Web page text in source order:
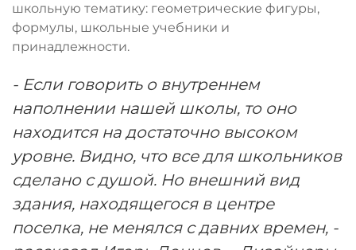
школьную тематику: геометрические фигуры,
формулы, школьные учебники и
принадлежности.
- Если говорить о внутреннем
наполнении нашей школы, то оно
находится на достаточно высоком
уровне. Видно, что все для школьников
сделано с душой. Но внешний вид
здания, находящегося в центре
поселка, не менялся с давних времен, -